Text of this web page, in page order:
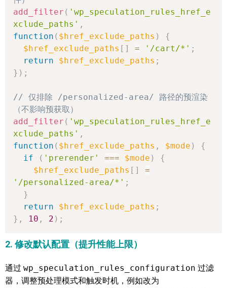
add_filter ( 'wp_speculation_rules_href_e
xclude_paths' ,
function ( $href_exclude_paths )
{
$href_exclude_paths [ ] = '/cart/*' ;
return
$href_exclude_paths ;
} ) ;
// 仅排除 /personalized-area/ 路径的预渲染
（不影响预获取）
add_filter ( 'wp_speculation_rules_href_e
xclude_paths' ,
function ( $href_exclude_paths , $mode )
{
if
( 'prerender' === $mode )
{
$href_exclude_paths [ ]
=
'/personalized-area/*' ;
}
return
$href_exclude_paths ;
} , 10 , 2 ) ;
2. 修改默认配置（提升性能上限）
通过 wp_speculation_rules_configuration 过滤
器，调整预处理模式和触发时机，例如改为